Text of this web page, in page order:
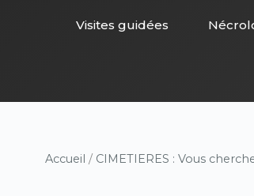
Visites guidées
Accueil / CIMETIERES : Vous